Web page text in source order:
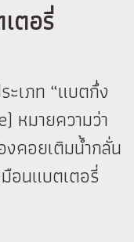
ตอรี่
ะเภท “แบตกึ่ง
หมายความว่า
งคอยเติมน้ำกลั่น
อนแบตเตอรี่